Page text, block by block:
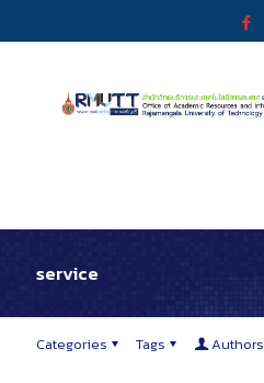
service
Categories Tags Authors